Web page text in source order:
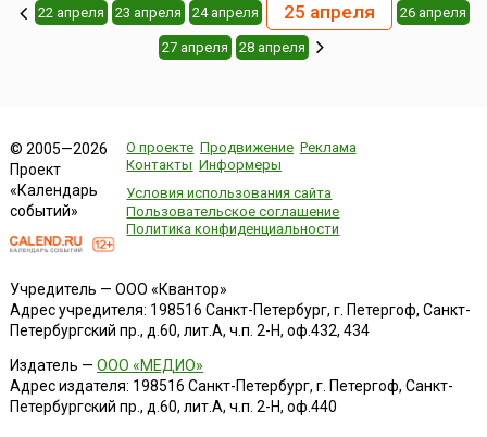
22 апреля 23 апреля 24 апреля 25 апреля 26 апреля
27 апреля 28 апреля
© 2005—2026
Проект
«Календарь
событий»
О проекте Продвижение Реклама
Контакты Информеры
Условия использования сайта
Пользовательское соглашение
Политика конфиденциальности
Учредитель — ООО «Квантор»
Адрес учредителя: 198516 Санкт-Петербург, г. Петергоф, Санкт-
Петербургский пр., д.60, лит.А, ч.п. 2-Н, оф.432, 434
Издатель — ООО «МЕДИО»
Адрес издателя: 198516 Санкт-Петербург, г. Петергоф, Санкт-
Петербургский пр., д.60, лит.А, ч.п. 2-Н, оф.440